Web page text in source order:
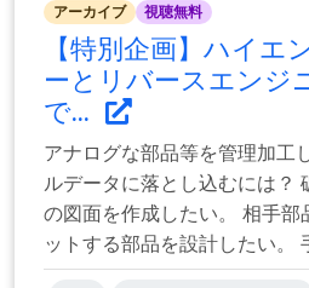
アーカイブ 視聴無料
【特別企画】ハイエ
ーとリバースエンジ
で...
アナログな部品等を管理加工
ルデータに落とし込むには？
の図面を作成したい。 相手部
ットする部品を設計したい。